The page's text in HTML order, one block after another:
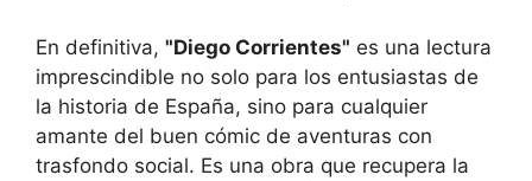
En definitiva, "Diego Corrientes" es una lectura
imprescindible no solo para los entusiastas de
la historia de España, sino para cualquier
amante del buen cómic de aventuras con
trasfondo social. Es una obra que recupera la